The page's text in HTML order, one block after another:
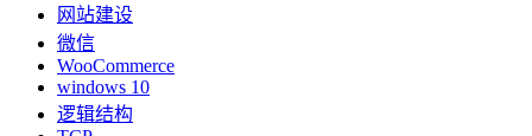
网站建设
微信
WooCommerce
windows 10
逻辑结构